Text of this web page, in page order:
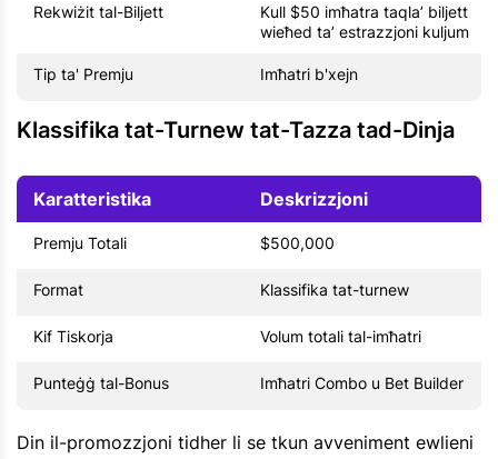
Rekwiżit tal-Biljett
Kull $50 imħatra taqla’ biljett
wieħed ta’ estrazzjoni kuljum
Tip ta' Premju Imħatri b'xejn
Klassifika tat-Turnew tat-Tazza tad-Dinja
Karatteristika Deskrizzjoni
Premju Totali $500,000
Format Klassifika tat-turnew
Kif Tiskorja Volum totali tal-imħatri
Punteġġ tal-Bonus Imħatri Combo u Bet Builder
Din il-promozzjoni tidher li se tkun avveniment ewlieni